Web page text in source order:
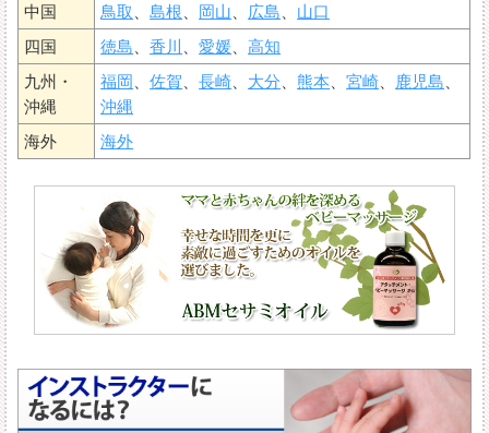
中国
鳥取 、島根、 岡山、 広島、 山口
四国
徳島、香川 、愛媛、高知
九州・
沖縄
福岡、佐賀、長崎、 大分、熊本、宮崎、 鹿児島、
沖縄
海外
海外